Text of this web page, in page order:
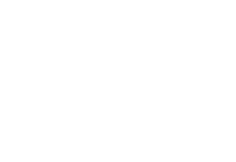
mit griechischen Joghurtperlen, knusprigen
werden.
Neben den traditionellen Cappuccinos und
ist. Wenn Sie eher Lust auf etwas
Glasur freuen.